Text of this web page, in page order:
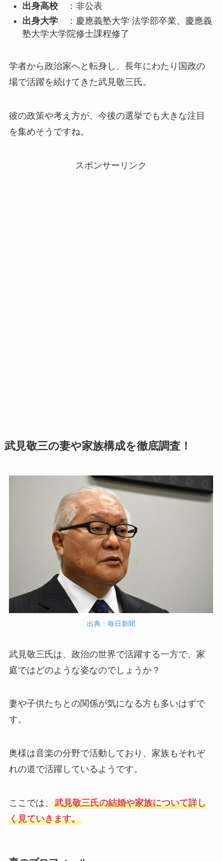
出身高校：非公表
出身大学：慶應義塾大学 法学部卒業、慶應義
塾大学大学院修士課程修了
学者から政治家へと転身し、長年にわたり国政の
場で活躍を続けてきた武見敬三氏。
彼の政策や考え方が、今後の選挙でも大きな注目
を集めそうですね。
スポンサーリンク
武見敬三の妻や家族構成を徹底調査！
出典：毎日新聞
武見敬三氏は、政治の世界で活躍する一方で、家
庭ではどのような姿なのでしょうか？
妻や子供たちとの関係が気になる方も多いはずで
す。
奥様は音楽の分野で活動しており、家族もそれぞ
れの道で活躍しているようです。
ここでは、 武見敬三氏の結婚や家族について詳し
く見ていきます。